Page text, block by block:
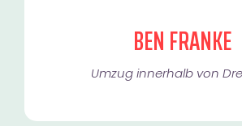
BEN FRANKE
Umzug innerhalb von